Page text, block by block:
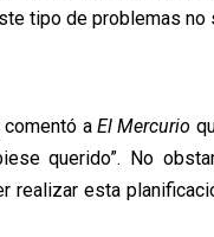
tipo de problemas
comentó a El Mercurio
querido”. No
realizar esta